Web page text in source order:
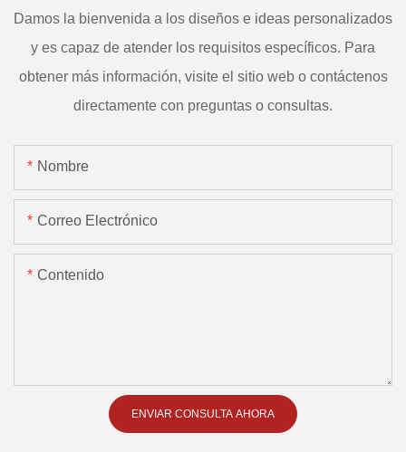
Damos la bienvenida a los diseños e ideas personalizados
y es capaz de atender los requisitos específicos. Para
obtener más información, visite el sitio web o contáctenos
directamente con preguntas o consultas.
Nombre
Correo Electrónico
Contenido
ENVIAR CONSULTA AHORA